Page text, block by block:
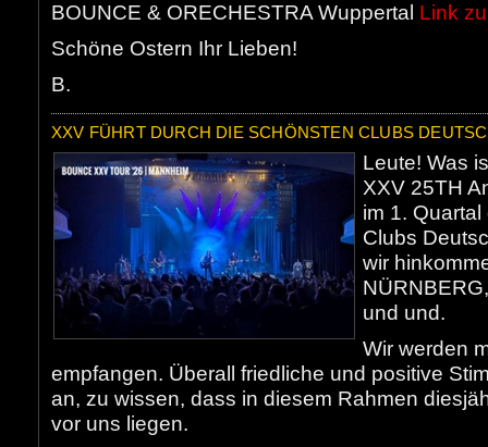
BOUNCE & ORECHESTRA Wuppertal Link
Schöne Ostern Ihr Lieben!
B.
XXV FÜHRT DURCH DIE SCHÖNSTEN CLUBS
Leute! Was
XXV 25TH
im 1.
Clubs
wir
und und.
Wir werden
empfangen. Überall friedliche und positive
an, zu wissen, dass in diesem Rahmen
vor uns liegen.